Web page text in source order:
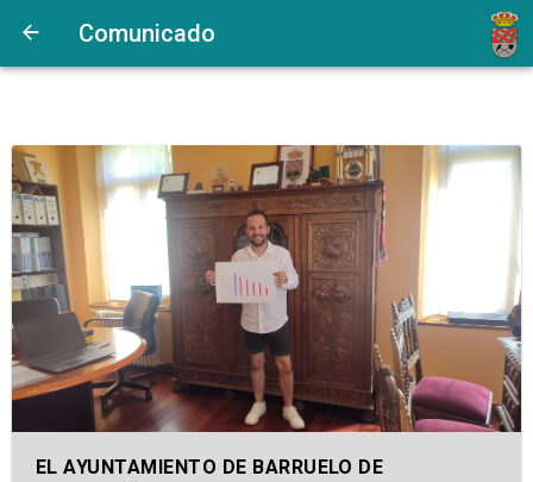
Comunicado
EL AYUNTAMIENTO DE BARRUELO DE